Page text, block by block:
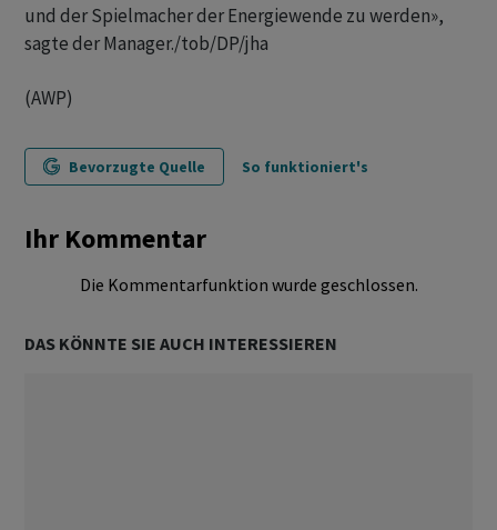
und der Spielmacher der Energiewende zu werden»,
sagte der Manager./tob/DP/jha
(AWP)
Bevorzugte Quelle So funktioniert's
Ihr Kommentar
Die Kommentarfunktion wurde geschlossen.
DAS KÖNNTE SIE AUCH INTERESSIEREN